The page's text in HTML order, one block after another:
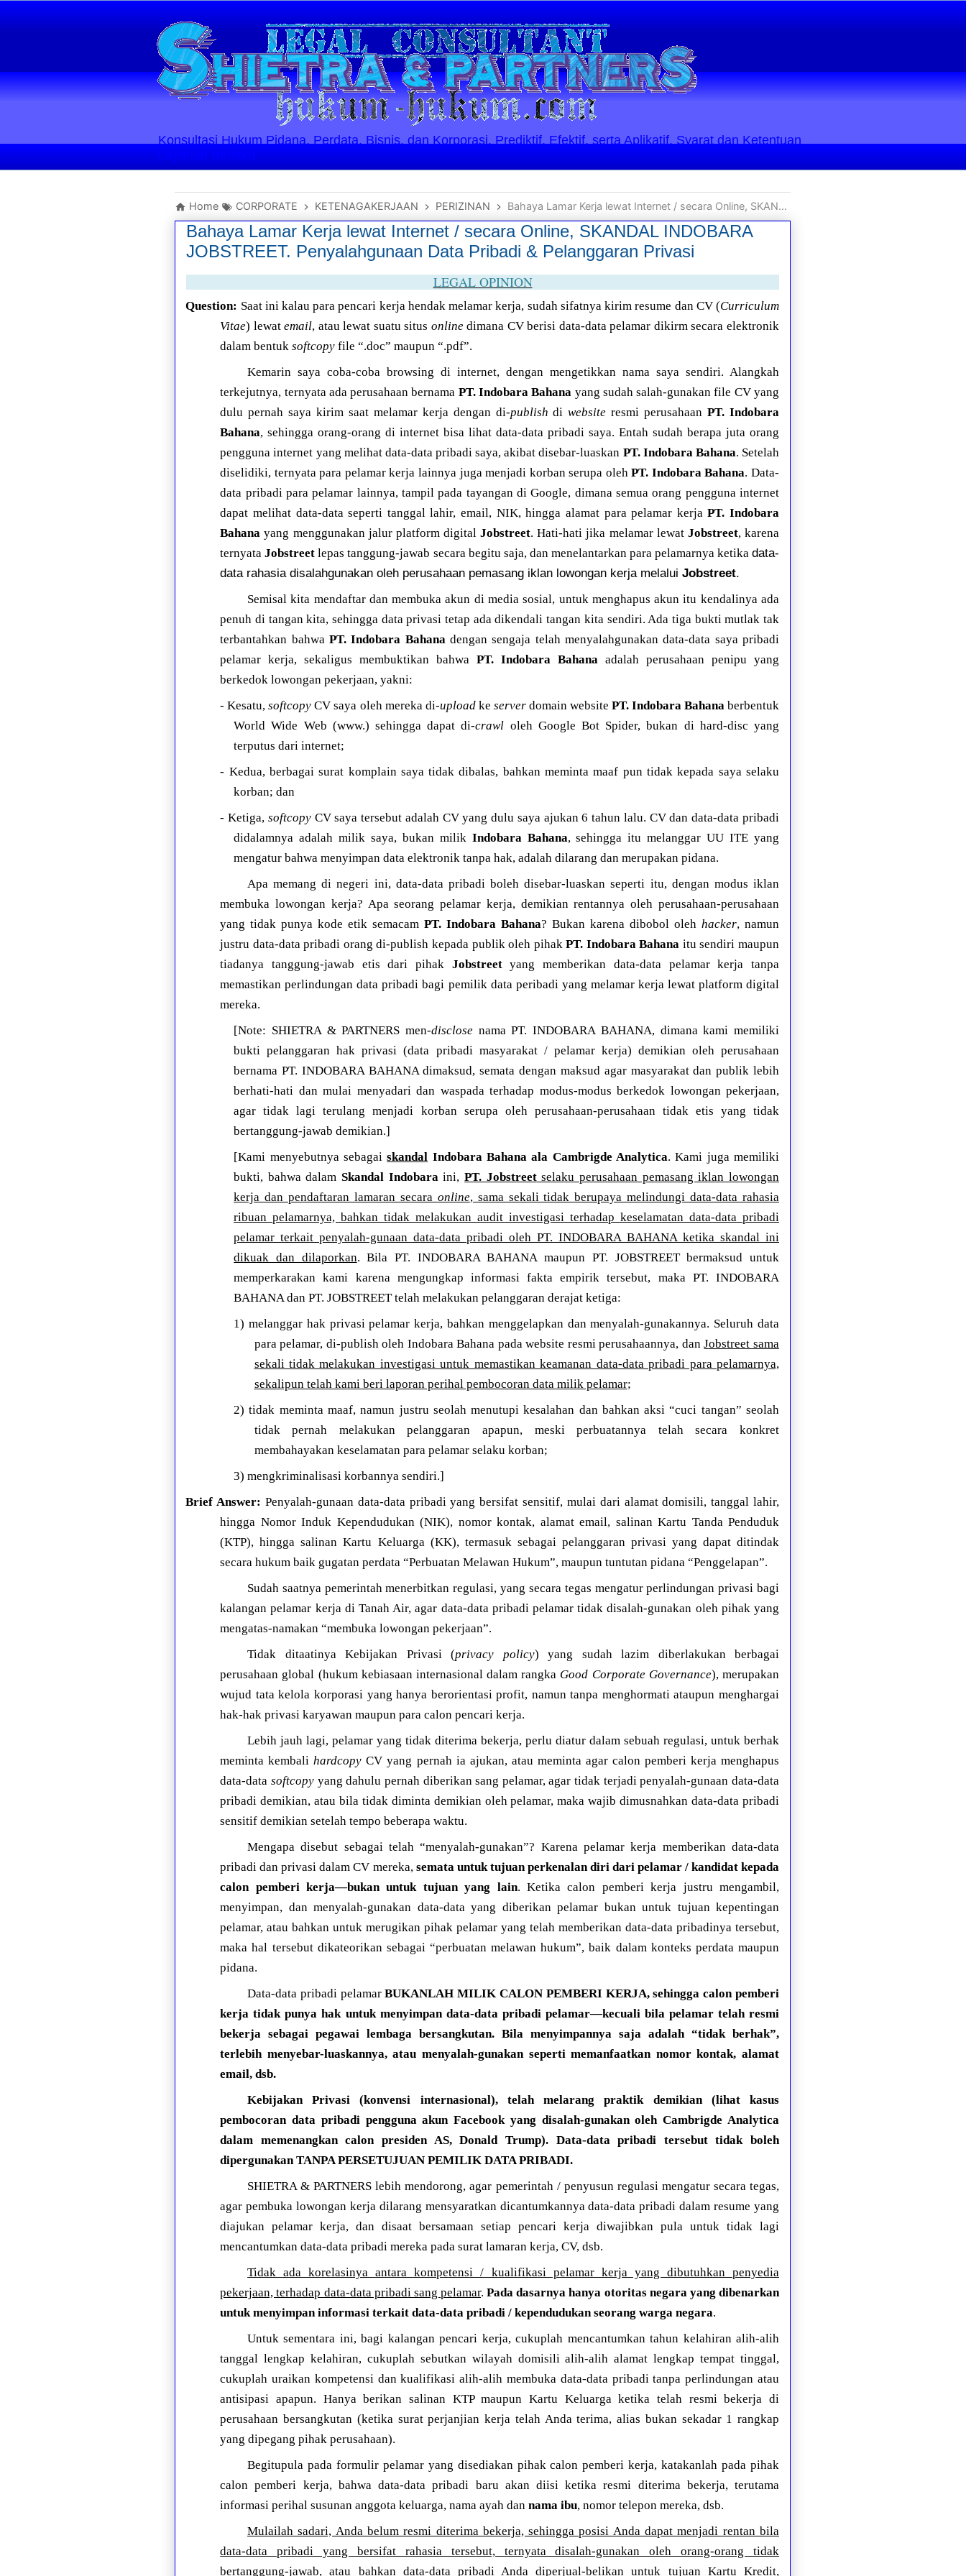
Konsultasi Hukum Pidana, Perdata, Bisnis, dan Korporasi. Prediktif, Efektif, serta Aplikatif. Syarat dan Ketentuan
Layanan Berlaku
Home CORPORATE KETENAGAKERJAAN PERIZINAN Bahaya Lamar Kerja lewat Internet / secara Online, SKANDAL INDOBARA JOBSTREET. Penyalahgunaan Data Pribadi & Pelanggaran Privasi
Bahaya Lamar Kerja lewat Internet / secara Online, SKANDAL INDOBARA
JOBSTREET. Penyalahgunaan Data Pribadi & Pelanggaran Privasi
LEGAL OPINION
Question: Saat ini kalau para pencari kerja hendak melamar kerja, sudah sifatnya kirim resume dan CV (Curriculum
Vitae) lewatemail, atau lewat suatu situs onlinedimana CV berisi data-data pelamar dikirm secara elektronik
dalam bentuksoftcopy file “.doc” maupun “.pdf”.
Kemarin saya coba-coba browsing di internet, dengan mengetikkan nama saya sendiri. Alangkah
terkejutnya, ternyata ada perusahaan bernama PT. Indobara Bahana yang sudah salah-gunakan file CV yang
dulu pernah saya kirim saat melamar kerja dengan di-publish diwebsite resmi perusahaanPT. Indobara
Bahana, sehingga orang-orang di internet bisa lihat data-data pribadi saya. Entah sudah berapa juta orang
pengguna internet yang melihat data-data pribadi saya, akibat disebar-luaskan PT. Indobara Bahana. Setelah
diselidiki, ternyata para pelamar kerja lainnya juga menjadi korban serupa olehPT. Indobara Bahana. Data-
data pribadi para pelamar lainnya, tampil pada tayangan di Google, dimana semua orang pengguna internet
dapat melihat data-data seperti tanggal lahir, email, NIK, hingga alamat para pelamar kerjaPT. Indobara
Bahana yang menggunakan jalur platform digitalJobstreet. Hati-hati jika melamar lewat Jobstreet, karena
ternyataJobstreet lepas tanggung-jawab secara begitu saja, dan menelantarkan para pelamarnya ketikadata-
data rahasia disalahgunakan oleh perusahaan pemasang iklan lowongan kerja melaluiJobstreet.
Semisal kita mendaftar dan membuka akun di media sosial, untuk menghapus akun itu kendalinya ada
penuh di tangan kita, sehingga data privasi tetap ada dikendali tangan kita sendiri. Ada tiga bukti mutlak tak
terbantahkan bahwa PT. Indobara Bahanadengan sengaja telah menyalahgunakan data-data saya pribadi
pelamar kerja, sekaligus membuktikan bahwaPT. Indobara Bahanaadalah perusahaan penipu yang
berkedok lowongan pekerjaan, yakni:
- Kesatu,softcopy CV saya oleh mereka di-uploadke serverdomain website PT. Indobara Bahana berbentuk
World Wide Web (www.) sehingga dapat di-crawl oleh Google Bot Spider, bukan di hard-disc yang
terputus dari internet;
- Kedua, berbagai surat komplain saya tidak dibalas, bahkan meminta maaf pun tidak kepada saya selaku
korban; dan
- Ketiga, softcopyCV saya tersebut adalah CV yang dulu saya ajukan 6 tahun lalu. CV dan data-data pribadi
didalamnya adalah milik saya, bukan milik Indobara Bahana, sehingga itu melanggar UU ITE yang
mengatur bahwa menyimpan data elektronik tanpa hak, adalah dilarang dan merupakan pidana.
Apa memang di negeri ini, data-data pribadi boleh disebar-luaskan seperti itu, dengan modus iklan
membuka lowongan kerja? Apa seorang pelamar kerja, demikian rentannya oleh perusahaan-perusahaan
yang tidak punya kode etik semacamPT. Indobara Bahana? Bukan karena dibobol olehhacker, namun
justru data-data pribadi orang di-publish kepada publik oleh pihakPT. Indobara Bahana itu sendiri maupun
tiadanya tanggung-jawab etis dari pihak Jobstreetyang memberikan data-data pelamar kerja tanpa
memastikan perlindungan data pribadi bagi pemilik data peribadi yang melamar kerja lewat platform digital
mereka.
[Note: SHIETRA & PARTNERS men-disclose nama PT. INDOBARA BAHANA, dimana kami memiliki
bukti pelanggaran hak privasi (data pribadi masyarakat / pelamar kerja) demikian oleh perusahaan
bernama PT. INDOBARA BAHANA dimaksud, semata dengan maksud agar masyarakat dan publik lebih
berhati-hati dan mulai menyadari dan waspada terhadap modus-modus berkedok lowongan pekerjaan,
agar tidak lagi terulang menjadi korban serupa oleh perusahaan-perusahaan tidak etis yang tidak
bertanggung-jawab demikian.]
[Kami menyebutnya sebagaiskandal Indobara Bahana ala Cambrigde Analytica. Kami juga memiliki
bukti, bahwa dalamSkandal Indobaraini,PT. Jobstreetselaku perusahaan pemasang iklan lowongan
kerja dan pendaftaran lamaran secara online, sama sekali tidak berupaya melindungi data-data rahasia
ribuan pelamarnya, bahkan tidak melakukan audit investigasi terhadap keselamatan data-data pribadi
pelamar terkait penyalah-gunaan data-data pribadi oleh PT. INDOBARA BAHANA ketika skandal ini
dikuak dan dilaporkan. Bila PT. INDOBARA BAHANA maupun PT. JOBSTREET bermaksud untuk
memperkarakan kami karena mengungkap informasi fakta empirik tersebut, maka PT. INDOBARA
BAHANA dan PT. JOBSTREET telah melakukan pelanggaran derajat ketiga:
1) melanggar hak privasi pelamar kerja, bahkan menggelapkan dan menyalah-gunakannya. Seluruh data
para pelamar, di-publish oleh Indobara Bahana pada website resmi perusahaannya, danJobstreet sama
sekali tidak melakukan investigasi untuk memastikan keamanan data-data pribadi para pelamarnya,
sekalipun telah kami beri laporan perihal pembocoran data milik pelamar;
2) tidak meminta maaf, namun justru seolah menutupi kesalahan dan bahkan aksi “cuci tangan” seolah
tidak pernah melakukan pelanggaran apapun, meski perbuatannya telah secara konkret
membahayakan keselamatan para pelamar selaku korban;
3) mengkriminalisasi korbannya sendiri.]
Brief Answer: Penyalah-gunaan data-data pribadi yang bersifat sensitif, mulai dari alamat domisili, tanggal lahir,
hingga Nomor Induk Kependudukan (NIK), nomor kontak, alamat email, salinan Kartu Tanda Penduduk
(KTP), hingga salinan Kartu Keluarga (KK), termasuk sebagai pelanggaran privasi yang dapat ditindak
secara hukum baik gugatan perdata “Perbuatan Melawan Hukum”, maupun tuntutan pidana “Penggelapan”.
Sudah saatnya pemerintah menerbitkan regulasi, yang secara tegas mengatur perlindungan privasi bagi
kalangan pelamar kerja di Tanah Air, agar data-data pribadi pelamar tidak disalah-gunakan oleh pihak yang
mengatas-namakan “membuka lowongan pekerjaan”.
Tidak ditaatinya Kebijakan Privasi (privacy policy) yang sudah lazim diberlakukan berbagai
perusahaan global (hukum kebiasaan internasional dalam rangka Good Corporate Governance), merupakan
wujud tata kelola korporasi yang hanya berorientasi profit, namun tanpa menghormati ataupun menghargai
hak-hak privasi karyawan maupun para calon pencari kerja.
Lebih jauh lagi, pelamar yang tidak diterima bekerja, perlu diatur dalam sebuah regulasi, untuk berhak
meminta kembalihardcopy CV yang pernah ia ajukan, atau meminta agar calon pemberi kerja menghapus
data-data softcopyyang dahulu pernah diberikan sang pelamar, agar tidak terjadi penyalah-gunaan data-data
pribadi demikian, atau bila tidak diminta demikian oleh pelamar, maka wajib dimusnahkan data-data pribadi
sensitif demikian setelah tempo beberapa waktu.
Mengapa disebut sebagai telah “menyalah-gunakan”? Karena pelamar kerja memberikan data-data
pribadi dan privasi dalam CV mereka, semata untuk tujuan perkenalan diri dari pelamar / kandidat kepada
calon pemberi kerja—bukan untuk tujuan yang lain. Ketika calon pemberi kerja justru mengambil,
menyimpan, dan menyalah-gunakan data-data yang diberikan pelamar bukan untuk tujuan kepentingan
pelamar, atau bahkan untuk merugikan pihak pelamar yang telah memberikan data-data pribadinya tersebut,
maka hal tersebut dikateorikan sebagai “perbuatan melawan hukum”, baik dalam konteks perdata maupun
pidana.
Data-data pribadi pelamarBUKANLAH MILIK CALON PEMBERI KERJA, sehingga calon pemberi
kerja tidak punya hak untuk menyimpan data-data pribadi pelamar—kecuali bila pelamar telah resmi
bekerja sebagai pegawai lembaga bersangkutan. Bila menyimpannya saja adalah “tidak berhak”,
terlebih menyebar-luaskannya, atau menyalah-gunakan seperti memanfaatkan nomor kontak, alamat
email, dsb.
Kebijakan Privasi (konvensi internasional), telah melarang praktik demikian (lihat kasus
pembocoran data pribadi pengguna akun Facebook yang disalah-gunakan oleh Cambrigde Analytica
dalam memenangkan calon presiden AS, Donald Trump). Data-data pribadi tersebut tidak boleh
dipergunakan TANPA PERSETUJUAN PEMILIK DATA PRIBADI.
SHIETRA & PARTNERS lebih mendorong, agar pemerintah / penyusun regulasi mengatur secara tegas,
agar pembuka lowongan kerja dilarang mensyaratkan dicantumkannya data-data pribadi dalam resume yang
diajukan pelamar kerja, dan disaat bersamaan setiap pencari kerja diwajibkan pula untuk tidak lagi
mencantumkan data-data pribadi mereka pada surat lamaran kerja, CV, dsb.
Tidak ada korelasinya antara kompetensi / kualifikasi pelamar kerja yang dibutuhkan penyedia
pekerjaan, terhadap data-data pribadi sang pelamar.Pada dasarnya hanya otoritas negara yang dibenarkan
untuk menyimpan informasi terkait data-data pribadi / kependudukan seorang warga negara.
Untuk sementara ini, bagi kalangan pencari kerja, cukuplah mencantumkan tahun kelahiran alih-alih
tanggal lengkap kelahiran, cukuplah sebutkan wilayah domisili alih-alih alamat lengkap tempat tinggal,
cukuplah uraikan kompetensi dan kualifikasi alih-alih membuka data-data pribadi tanpa perlindungan atau
antisipasi apapun. Hanya berikan salinan KTP maupun Kartu Keluarga ketika telah resmi bekerja di
perusahaan bersangkutan (ketika surat perjanjian kerja telah Anda terima, alias bukan sekadar 1 rangkap
yang dipegang pihak perusahaan).
Begitupula pada formulir pelamar yang disediakan pihak calon pemberi kerja, katakanlah pada pihak
calon pemberi kerja, bahwa data-data pribadi baru akan diisi ketika resmi diterima bekerja, terutama
informasi perihal susunan anggota keluarga, nama ayah dannama ibu, nomor telepon mereka, dsb.
Mulailah sadari, Anda belum resmi diterima bekerja, sehingga posisi Anda dapat menjadi rentan bila
data-data pribadi yang bersifat rahasia tersebut, ternyata disalah-gunakan oleh orang-orang tidak
bertanggung-jawab, atau bahkan data-data pribadi Anda diperjual-belikan untuk tujuan Kartu Kredit,